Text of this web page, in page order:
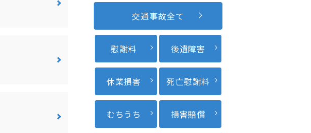
交通事故全て
慰謝料 後遺障害
休業損害 死亡慰謝料
むちうち 損害賠償